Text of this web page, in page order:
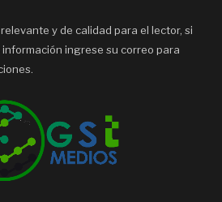
y de calidad para el lector, si
ingrese su correo para